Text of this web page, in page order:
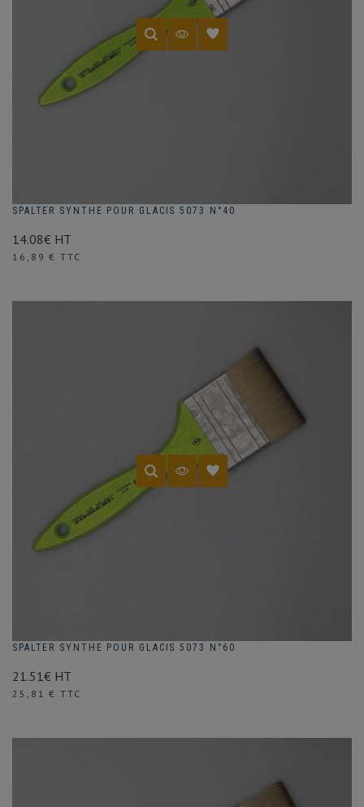
SPALTER SYNTHE POUR GLACIS 5073 N°40
14.08€ HT
Prix
16,89 € TTC
SPALTER SYNTHE POUR GLACIS 5073 N°60
21.51€ HT
Prix
25,81 € TTC